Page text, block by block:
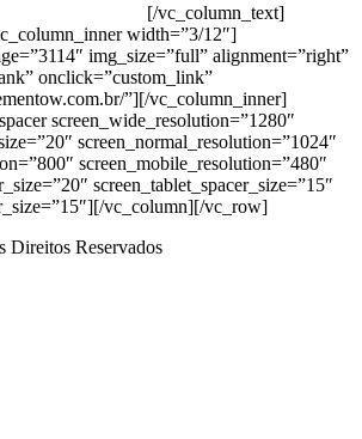
[/vc_column_text]
width=”3/12″]
img_size=”full” alignment=”right”
onclick=”custom_link”
”][/vc_column_inner]
screen_wide_resolution=”1280″
screen_normal_resolution=”1024″
screen_mobile_resolution=”480″
screen_tablet_spacer_size=”15″
vc_column][/vc_row]
Direitos Reservados